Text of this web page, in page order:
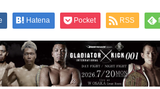
Hatena Pocket RSS